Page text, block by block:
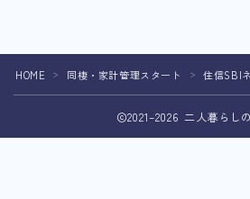
HOME ＞ 同棲・家計管理スタート ＞ 住信SBI
2021–2026 二人暮らし